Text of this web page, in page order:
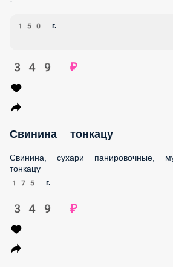
150 г.
349 ₽
Свинина тонкацу
Свинина, сухари панировочные,
тонкацу
175 г.
349 ₽